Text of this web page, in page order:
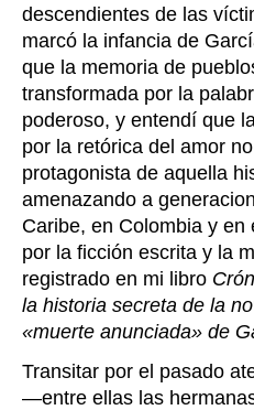
descendientes de las
marcó la infancia de
que la memoria de
transformada por la
poderoso, y entendí que
por la retórica del amor
protagonista de aquella
amenazando a
Caribe, en Colombia y
por la ficción escrita y la
registrado en mi libro
la historia secreta de la
«muerte anunciada» de
Transitar por el pasado
—entre ellas las